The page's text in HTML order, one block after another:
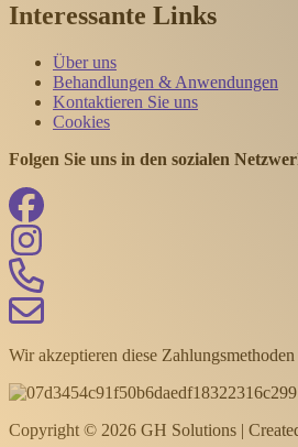
Interessante Links
Über uns
Behandlungen & Anwendungen
Kontaktieren Sie uns
Cookies
Folgen Sie uns in den sozialen
Wir akzeptieren diese Zahlungsmethoden
Copyright © 2026 GH Solutions |